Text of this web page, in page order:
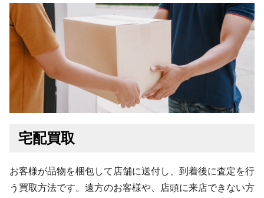
宅配買取
お客様が品物を梱包して店舗に送付し、到着後に査定を行
う買取方法です。遠方のお客様や、店頭に来店できない方